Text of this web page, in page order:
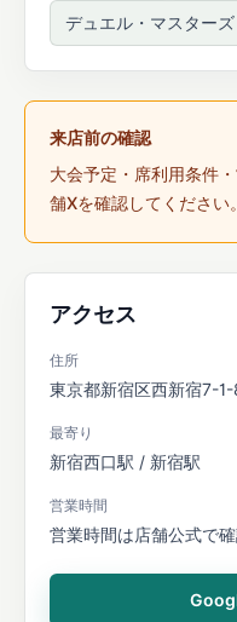
デュエル・マスターズ
来店前の確認
大会予定・席利用条件
舗Xを確認してください。
アクセス
住所
東京都新宿区西新宿7-
最寄り
新宿西口駅 / 新宿駅
営業時間
営業時間は店舗公式で確